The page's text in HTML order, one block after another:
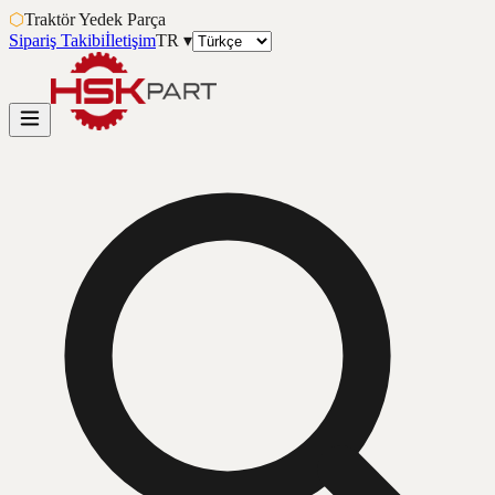
⬡Traktör Yedek Parça
Sipariş TakibiİletişimTR ▾